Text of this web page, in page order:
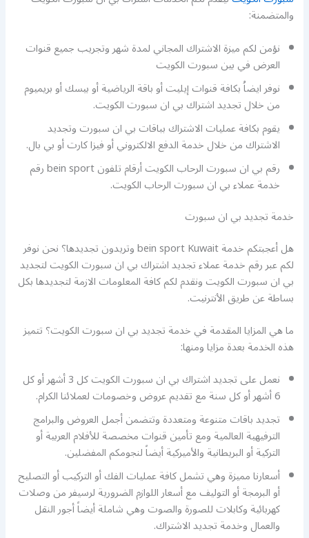
والمتضمنة:
نؤمن لكم ميزة الاشتراك المجاني لمدة شهر وتجريب جميع قنوات
العرض في بين سبورت الكويت
نوفر ايضاُ بكافة قنوات إيليت أو باقة الرياضية أو بيسك أو بريميوم
من خلال تجديد اشتراك بي ان سبورت الكويت.
يقوم بكافة عمليات الاشتراك بباقات بي ان سبورت وتجديد
الاشتراك من خلال خدمة الدفع الالكتروني أو فيزا كارت أو بي بال.
رقم بي ان سبورت الرحاب الكويت أرقام تلفون bein sport رقم
خدمة عملاء بي ان سبورت الرحاب الكويت.
خدمة تجديد بي ان سبورت
هل أعجبتكم خدمة bein sport Kuwait وتريدون تجديدها؟ نحن نوفر
لكم عبر رقم خدمة عملاء تجديد اشتراك بي ان سبورت الكويت لتجديد
بي ان سبورت الكويت ونقدم لكم كافة المعلومات الازمة لتجديدها بكل
بساطة عن طريق الأنترنيت.
ما هي المزايا المقدمة في خدمة تجديد بي ان سبورت الكويت؟ تتميز
هذه الخدمة بعدة مزايا ومنها:
نعمل على تجديد اشتراك بي ان سبورت الكويت كل 3 أشهر أو كل
6 أشهر أو كل سنة مع تقديم عروض وخصومات لعملائنا الكرام.
تجديد باقات متنوعة ومتعددة وتتضمن أجمل العروض والبرامج
الترفيهية العالمية ومع تأمين قنوات مخصصة للأفلام العربية أو
التركية أو البريطانية والأميركية أيضاً لنجومكم المفضلين.
أسعارنا مميزة وهي تشمل كافة عمليات الفك أو التركيب أو التصليح
أو البرمجة أو التوليف مع أسعار اللوازم الضرورية لرسيفر من وصلات
كهربائية وكابلات للصورة والصوت وهي شاملة أيضاً أجور النقل
والعمال وخدمة تجديد الاشتراك.